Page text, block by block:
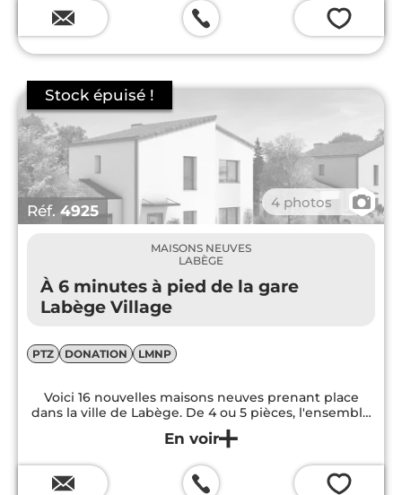
💗
Réf. 4925 4 photos 📷
MAISONS NEUVES
LABÈGE
À 6 minutes à pied de la gare
Labège Village
PTZ DONATION LMNP
Voici 16 nouvelles maisons neuves prenant place
dans la ville de Labège. De 4 ou 5 pièces, l'ensemble
de ces villas proposent un cadre de vie supérieur
dans un environnement riche en commodités...
💗